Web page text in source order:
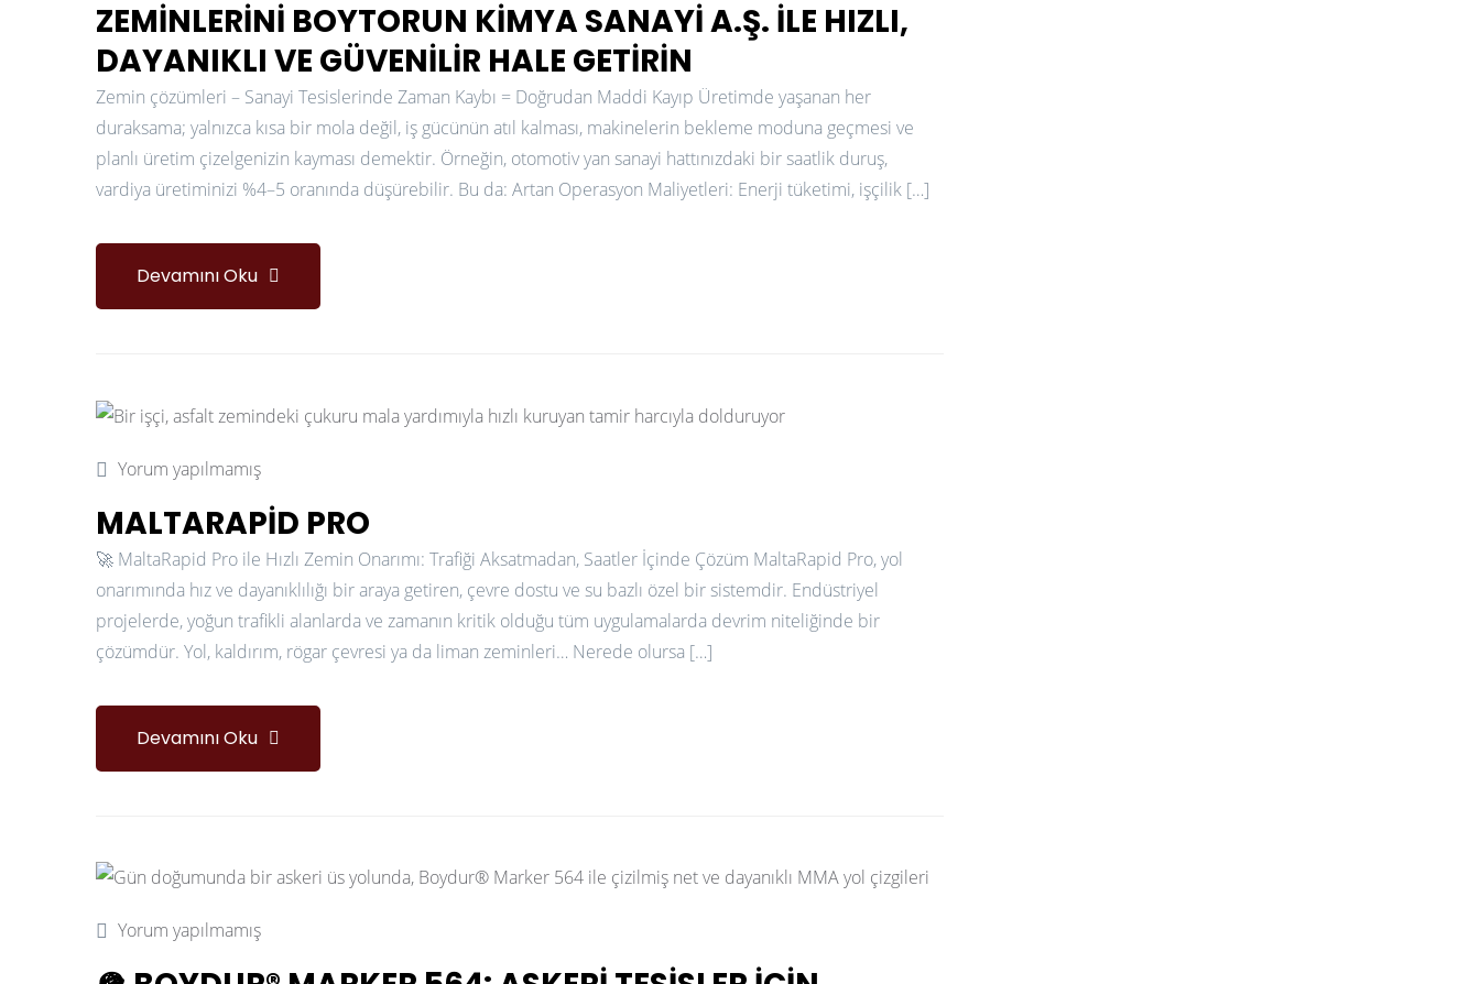
ZEMINLERINI BOYTORUN KIMYA SANAYI A.Ş. ILE HIZLI,
DAYANIKLI VE GÜVENILIR HALE GETIRIN
Zemin çözümleri – Sanayi Tesislerinde Zaman Kaybı = Doğrudan Maddi Kayıp Üretimde yaşanan her
duraksama; yalnızca kısa bir mola değil, iş gücünün atıl kalması, makinelerin bekleme moduna geçmesi ve
planlı üretim çizelgenizin kayması demektir. Örneğin, otomotiv yan sanayi hattınızdaki bir saatlik duruş,
vardiya üretiminizi %4–5 oranında düşürebilir. Bu da: Artan Operasyon Maliyetleri: Enerji tüketimi, işçilik […]
Devamını Oku
Yorum yapılmamış
MALTARAPID PRO
🚀 MaltaRapid Pro ile Hızlı Zemin Onarımı: Trafiği Aksatmadan, Saatler İçinde Çözüm MaltaRapid Pro, yol
onarımında hız ve dayanıklılığı bir araya getiren, çevre dostu ve su bazlı özel bir sistemdir. Endüstriyel
projelerde, yoğun trafikli alanlarda ve zamanın kritik olduğu tüm uygulamalarda devrim niteliğinde bir
çözümdür. Yol, kaldırım, rögar çevresi ya da liman zeminleri… Nerede olursa […]
Devamını Oku
Yorum yapılmamış